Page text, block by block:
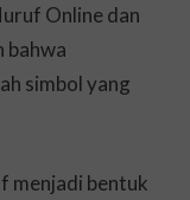
Online dan
bahwa
simbol yang
menjadi bentuk